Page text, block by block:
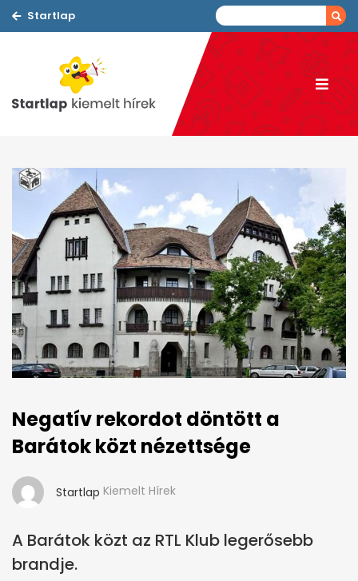
Startlap
Negatív rekordot döntött a
Barátok közt nézettsége
Startlap Kiemelt Hírek
A Barátok közt az RTL Klub legerősebb
brandje.